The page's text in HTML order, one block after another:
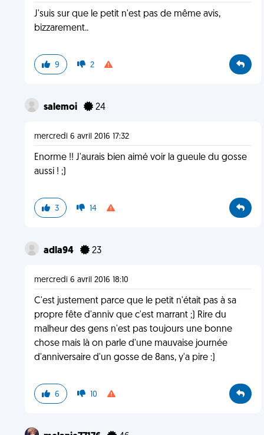
J'suis sur que le petit n'est pas de même avis,
bizzarement..
9 2
salemoi 24
mercredi 6 avril 2016 17:32
Enorme !! J'aurais bien aimé voir la gueule du gosse
aussi ! ;)
3 14
adla94 23
mercredi 6 avril 2016 18:10
C'est justement parce que le petit n'était pas à sa
propre fête d'anniv que c'est marrant ;) Rire du
malheur des gens n'est pas toujours une bonne
chose mais là on parle d'une mauvaise journée
d'anniversaire d'un gosse de 8ans, y'a pire :)
6 10